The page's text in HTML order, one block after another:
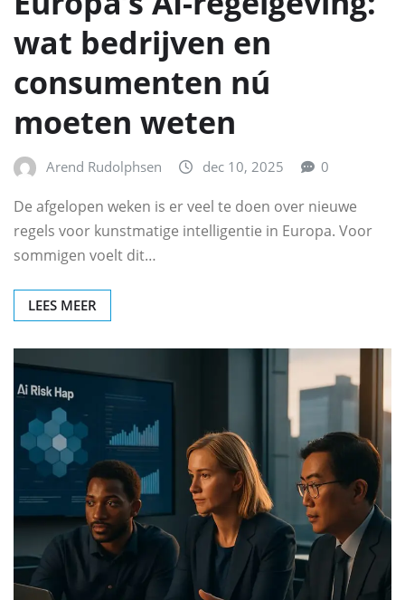
wat bedrijven en
consumenten nú
moeten weten
Arend Rudolphsen dec 10, 2025 0
De afgelopen weken is er veel te doen over nieuwe
regels voor kunstmatige intelligentie in Europa. Voor
sommigen voelt dit…
LEES MEER